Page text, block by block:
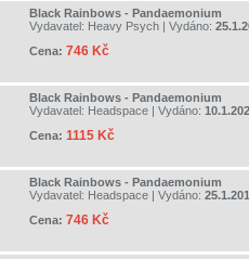
Black Rainbows - Pandaemonium
Vydavatel: Heavy Psych | Vydáno:
Cena: 746 Kč
Black Rainbows - Pandaemonium
Vydavatel: Headspace | Vydáno:
Cena: 1115 Kč
Black Rainbows - Pandaemonium
Vydavatel: Headspace | Vydáno:
Cena: 746 Kč